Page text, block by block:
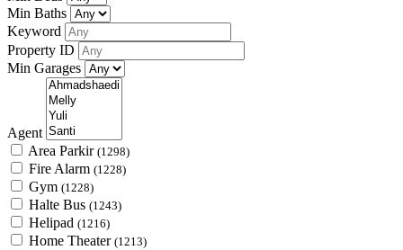
Min Baths
Keyword
Property ID
Min Garages
Agent
Area Parkir (1298)
Fire Alarm (1228)
Gym (1228)
Halte Bus (1243)
Helipad (1216)
Home Theater (1213)